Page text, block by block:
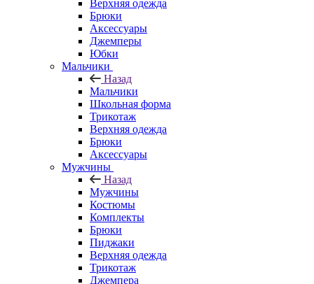
Верхняя одежда
Брюки
Аксессуары
Джемперы
Юбки
Мальчики
Назад
Мальчики
Школьная форма
Трикотаж
Верхняя одежда
Брюки
Аксессуары
Мужчины
Назад
Мужчины
Костюмы
Комплекты
Брюки
Пиджаки
Верхняя одежда
Трикотаж
Джемпера